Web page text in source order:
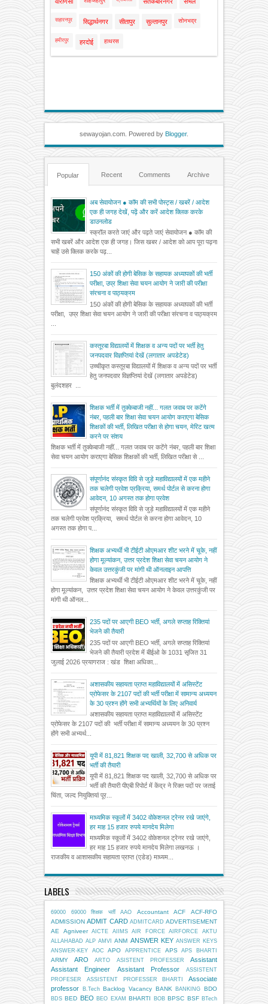
सहारनपुर सिद्धार्थनगर सीतापुर सुल्तानपुर सोनभद्र
हमीरपुर हरदोई हाथरस
sewayojan.com. Powered by Blogger.
Popular Recent Comments Archive
अब सेवायोजन ● कॉम की सभी पोस्ट्स / खबरें / आदेश
एक ही जगह देखें, पढ़ें और करें आदेश क्लिक करके
डाउनलोड
स्क्रॉल करते जाएं और पढ़ते जाएं सेवायोजन ● कॉम की
सभी खबरें और आदेश एक ही जगह। जिस खबर / आदेश को आप पूरा पढ़ना
चाहें उसे क्लिक करके पढ़...
150 अंकों की होगी बेसिक के सहायक अध्यापकों की भर्ती
परीक्षा, उप्र शिक्षा सेवा चयन आयोग ने जारी की परीक्षा
संरचना व पाठ्यक्रम
150 अंकों की होगी बेसिक के सहायक अध्यापकों की भर्ती
परीक्षा, उप्र शिक्षा सेवा चयन आयोग ने जारी की परीक्षा संरचना व पाठ्यक्रम
कस्तूरबा विद्यालयों में शिक्षक व अन्य पदों पर भर्ती हेतु
जनपदवार विज्ञप्तियां देखें (लगातार अपडेटेड)
उच्चीकृत कस्तूरबा विद्यालयों में शिक्षक व अन्य पदों पर भर्ती
हेतु जनपदवार विज्ञप्तियां देखें (लगातार अपडेटेड)
बुलंदशहर ...
शिक्षक भर्ती में तुक्केबाजी नहीं... गलत जवाब पर कटेंगे
नंबर, पहली बार शिक्षा सेवा चयन आयोग कराएगा बेसिक
शिक्षकों की भर्ती, लिखित परीक्षा से होगा चयन, मेरिट खत्म
करने पर संशय
शिक्षक भर्ती में तुक्केबाजी नहीं... गलत जवाब पर कटेंगे नंबर, पहली बार शिक्षा
सेवा चयन आयोग कराएगा बेसिक शिक्षकों की भर्ती, लिखित परीक्षा से ...
संपूर्णानंद संस्कृत विवि से जुड़े महाविद्यालयों में एक महीने
तक चलेगी प्रवेश प्रक्रिया, समर्थ पोर्टल से करना होगा
आवेदन, 10 अगस्त तक होगा प्रवेश
संपूर्णानंद संस्कृत विवि से जुड़े महाविद्यालयों में एक महीने
तक चलेगी प्रवेश प्रक्रिया, समर्थ पोर्टल से करना होगा आवेदन, 10
अगस्त तक होगा प...
शिक्षक अभ्यर्थी भी टीईटी ओएमआर शीट भरने में चूके, नहीं
होगा मूल्यांकन, उत्तर प्रदेश शिक्षा सेवा चयन आयोग ने
केवल उत्तरकुंजी पर मांगी थी ऑनलाइन आपत्ति
शिक्षक अभ्यर्थी भी टीईटी ओएमआर शीट भरने में चूके, नहीं
होगा मूल्यांकन, उत्तर प्रदेश शिक्षा सेवा चयन आयोग ने केवल उत्तरकुंजी पर
मांगी थी ऑनल...
235 पदों पर आएगी BEO भर्ती, अगले सप्ताह रिक्तियां
भेजने की तैयारी
235 पदों पर आएगी BEO भर्ती, अगले सप्ताह रिक्तियां
भेजने की तैयारी प्रदेश में बीईओ के 1031 सृजित 31
जुलाई 2026 प्रयागराज : खंड शिक्षा अधिका...
अशासकीय सहायता प्राप्त महाविद्यालयों में असिस्टेंट
प्रोफेसर के 2107 पदों की भर्ती परीक्षा में सामान्य अध्ययन
के 30 प्रश्न होंगे सभी अभ्यर्थियों के लिए अनिवार्य
अशासकीय सहायता प्राप्त महाविद्यालयों में असिस्टेंट
प्रोफेसर के 2107 पदों की भर्ती परीक्षा में सामान्य अध्ययन के 30 प्रश्न
होंगे सभी अभ्यर्थ...
यूपी में 81,821 शिक्षक पद खाली, 32,700 से अधिक पर
भर्ती की तैयारी
यूपी में 81,821 शिक्षक पद खाली, 32,700 से अधिक पर
भर्ती की तैयारी पीएबी रिपोर्ट में केंद्र ने रिक्त पदों पर जताई
चिंता, जल्द नियुक्तियां पूर...
माध्यमिक स्कूलों में 3402 वोकेशनल ट्रेनर रखे जाएंगे,
हर माह 15 हजार रुपये मानदेय मिलेगा
माध्यमिक स्कूलों में 3402 वोकेशनल ट्रेनर रखे जाएंगे,
हर माह 15 हजार रुपये मानदेय मिलेगा लखनऊ ।
राजकीय व आशासकीय सहायता प्राप्त (एडेड) माध्यम...
LABELS
69000 69000 शिक्षक भर्ती AAO Accountant ACF
ACF-RFO
ADMISSION ADMIT CARD ADMITCARD ADVERTISEMENT
AE
Agniveer AICTE AIIMS AIR FORCE AIRFORCE
AKTU
ALLAHABAD ALP AMVI ANM ANSWER KEY ANSWER KEYS
ANSWER-KEY
AOC APO APPRENTICE APS APS BHARTI
ARMY ARO ARTO ASISTENT PROFESSER
Assistant
Assistant Engineer
Assistant Professor
ASSISTENT
PROFESER
ASSISTENT PROFESSER BHARTI
Associate
professor
B.Tech Backlog Vacancy BANK BANKING BDO
BDS BED BEO BEO EXAM BHARTI BOB BPSC BSF BTech